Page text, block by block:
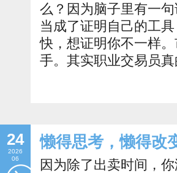
么？因为脑子里有一
当成了证明自己的工
快，想证明你不一样
手。其实职业交易员
24
2026
06
懒得思考，懒得改
因为除了出卖时间，